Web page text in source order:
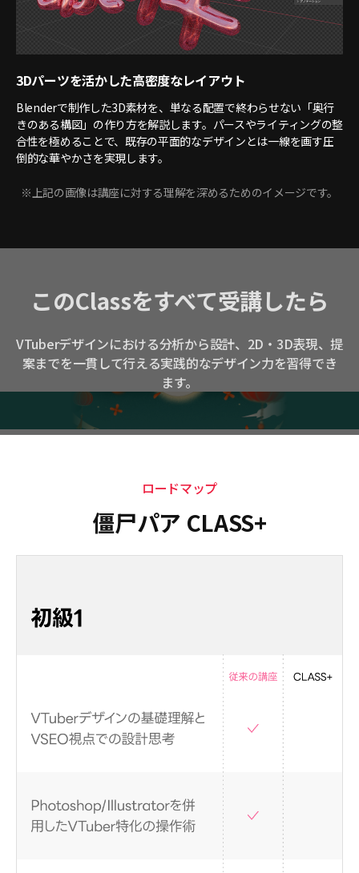
3Dパーツを活かした高密度なレイアウト
Blenderで制作した3D素材を、単なる配置で終わらせない「奥行
きのある構図」の作り方を解説します。パースやライティングの整
合性を極めることで、既存の平面的なデザインとは一線を画す圧
倒的な華やかさを実現します。
※上記の画像は講座に対する理解を深めるためのイメージです。
このClassをすべて受講したら
VTuberデザインにおける分析から設計、2D・3D表現、提
案までを一貫して行える実践的なデザイン力を習得でき
ます。
ロードマップ
僵尸パア CLASS+